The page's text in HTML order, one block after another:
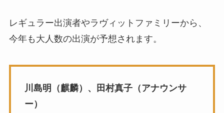
レギュラー出演者やラヴィットファミリーから、
今年も大人数の出演が予想されます。
川島明（麒麟）、田村真子（アナウンサ
ー）